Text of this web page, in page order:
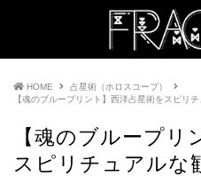
HOME
占星術（ホロスコープ）
【魂のブループリント】西洋占星術をスピリ
【魂のブループリ
スピリチュアルな